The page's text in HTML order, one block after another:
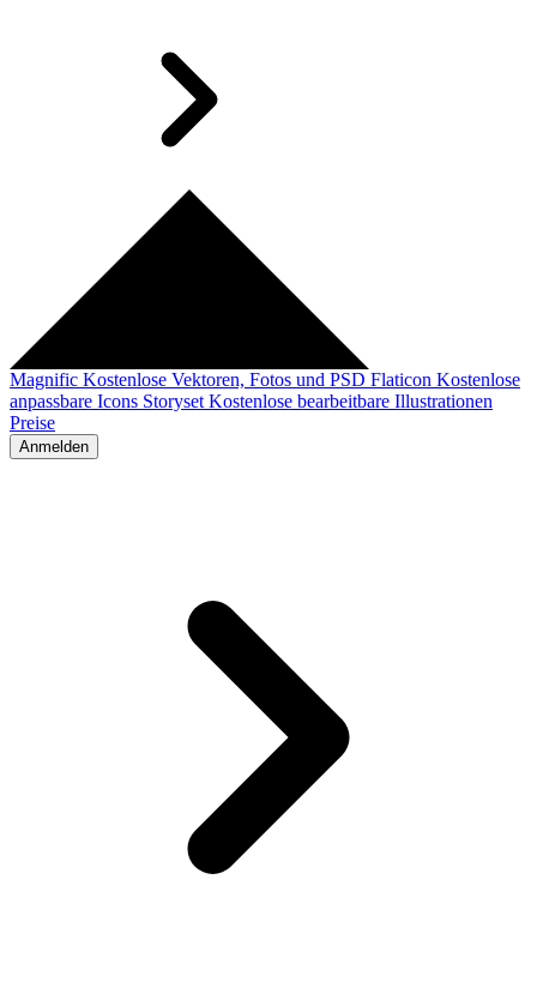
Magnific Kostenlose Vektoren, Fotos und PSD Flaticon Kostenlose
anpassbare Icons Storyset Kostenlose bearbeitbare Illustrationen
Preise
Anmelden